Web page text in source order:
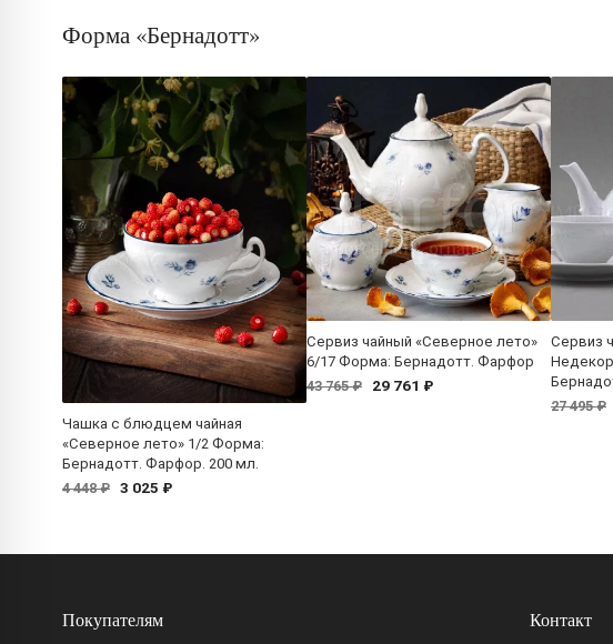
Форма «Бернадотт»
Чашка с блюдцем чайная
«Северное лето» 1/2 Форма:
Бернадотт. Фарфор. 200 мл.
4 448 ₽ 3 025 ₽
Сервиз чайный «Северное лето»
6/17 Форма: Бернадотт. Фарфор
43 765 ₽
29 761 ₽
Сервиз
27 495 ₽
Покупателям Контакт